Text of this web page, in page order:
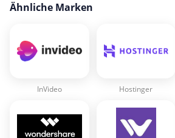
Ähnliche Marken
InVideo Hostinger